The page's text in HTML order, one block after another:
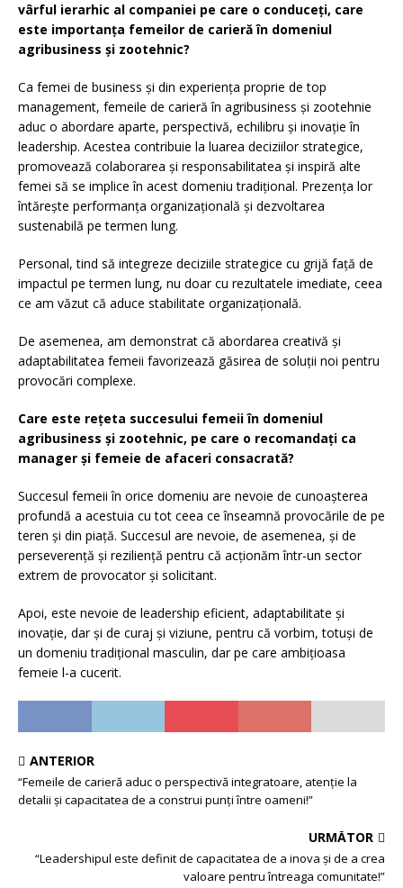
vârful ierarhic al companiei pe care o conduceți, care
este importanța femeilor de carieră în domeniul
agribusiness și zootehnic?
Ca femei de business și din experiența proprie de top
management, femeile de carieră în agribusiness și zootehnie
aduc o abordare aparte, perspectivă, echilibru și inovație în
leadership. Acestea contribuie la luarea deciziilor strategice,
promovează colaborarea și responsabilitatea și inspiră alte
femei să se implice în acest domeniu tradițional. Prezența lor
întărește performanța organizațională și dezvoltarea
sustenabilă pe termen lung.
Personal, tind să integreze deciziile strategice cu grijă față de
impactul pe termen lung, nu doar cu rezultatele imediate, ceea
ce am văzut că aduce stabilitate organizațională.
De asemenea, am demonstrat că abordarea creativă și
adaptabilitatea femeii favorizează găsirea de soluții noi pentru
provocări complexe.
Care este rețeta succesului femeii în domeniul
agribusiness și zootehnic, pe care o recomandați ca
manager și femeie de afaceri consacrată?
Succesul femeii în orice domeniu are nevoie de cunoașterea
profundă a acestuia cu tot ceea ce înseamnă provocările de pe
teren și din piață. Succesul are nevoie, de asemenea, și de
perseverență și reziliență pentru că acționăm într-un sector
extrem de provocator și solicitant.
Apoi, este nevoie de leadership eficient, adaptabilitate și
inovație, dar și de curaj și viziune, pentru că vorbim, totuși de
un domeniu tradițional masculin, dar pe care ambițioasa
femeie l-a cucerit.
ANTERIOR
“Femeile de carieră aduc o perspectivă integratoare, atenție la
detalii și capacitatea de a construi punți între oameni!”
URMĂTOR
“Leadershipul este definit de capacitatea de a inova și de a crea
valoare pentru întreaga comunitate!”